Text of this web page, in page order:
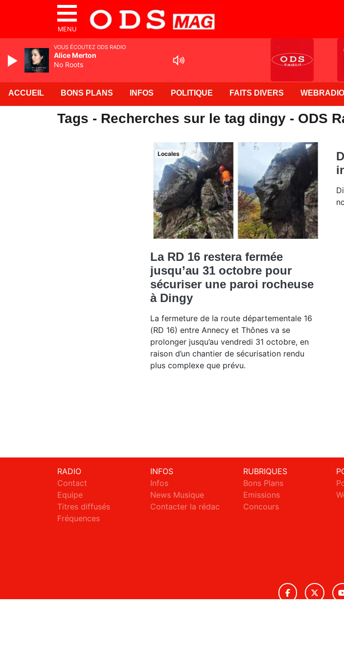
MENU
ACCUEIL BONS PLANS INFOS POLITIQUE FAITS DIVERS
Tags - Recherches sur le tag dingy - ODS
Locales
La RD 16 restera fermée
jusqu’au 31 octobre pour
sécuriser une paroi rocheuse
à Dingy
La fermeture de la route départementale 16
(RD 16) entre Annecy et Thônes va se
prolonger jusqu’au vendredi 31 octobre, en
raison d’un chantier de sécurisation rendu
plus complexe que prévu.
RADIO
Contact
Equipe
Titres diffusés
Fréquences
INFOS
Infos
News Musique
Contacter la rédac
RUBRIQUES
Bons Plans
Emissions
Concours
VOUS ÉCOUTEZ ODS RADIO
Alice Merton
No Roots